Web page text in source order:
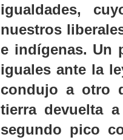
igualdades,
nuestros
e indígenas. Un
iguales ante la
condujo a otro
tierra devuelta
segundo pico